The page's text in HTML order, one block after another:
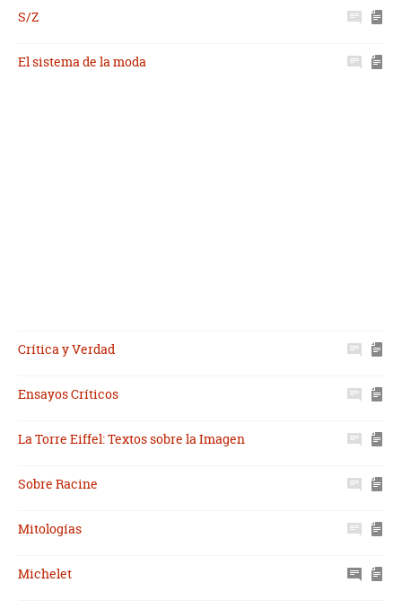
S/Z
El sistema de la moda
Crítica y Verdad
Ensayos Críticos
La Torre Eiffel: Textos sobre la Imagen
Sobre Racine
Mitologías
Michelet